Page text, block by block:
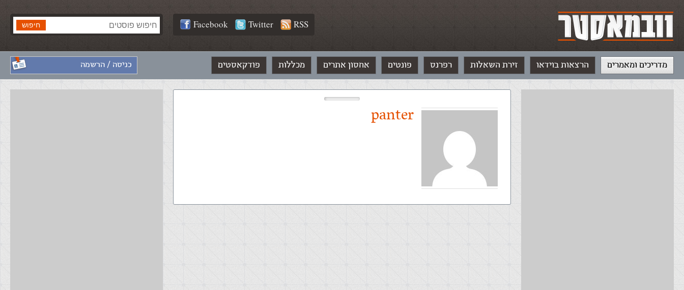
Facebook Twitter RSS
כניסה / הרשמה מדריכים ומאמרים הרצאות בוידאו זירת השאלות רפרנס פונטים אחסון אתרים מכללות פודקאסטים
panter